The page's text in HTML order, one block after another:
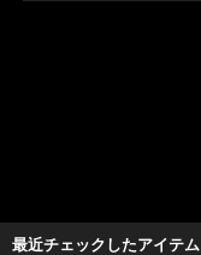
最近チェックしたアイテム